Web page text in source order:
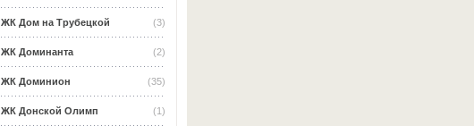
(3)
ЖК Дом на Трубецкой
(2)
ЖК Доминанта
(35)
ЖК Доминион
(1)
ЖК Донской Олимп